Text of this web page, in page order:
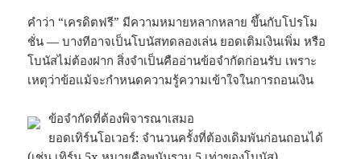
คำว่า “เครดิตฟรี” มีความหมายหลากหลาย ขึ้นกับโปรโม
ชั่น — บางทีอาจเป็นโบนัสทดลองเล่น ยอดเติมเงินเพิ่ม หรือ
โบนัสไม่ต้องฝาก สิ่งจำเป็นคืออ่านข้อจำกัดก่อนรับ เพราะ
เหตุว่าข้อแม้จะกำหนดความรู้ความเข้าใจในการถอนเงิน
ข้อจำกัดที่ต้องพิจารณาเสมอ
ยอดเทิร์นโอเวอร์: จำนวนครั้งที่ต้องเดิมพันก่อนถอนได้